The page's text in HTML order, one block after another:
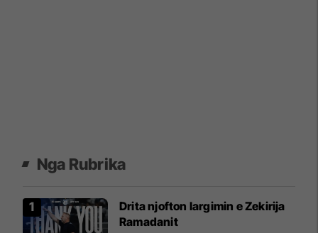
Nga Rubrika
Drita njofton largimin e Zekirija
Ramadanit